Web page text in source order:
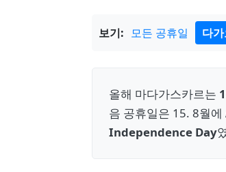
보기: 모든 공휴일 다
올해 마다가스카르는
음 공휴일은 15. 8월에
Independence Day